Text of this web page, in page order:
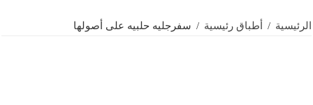
الرئيسية / أطباق رئيسية / سفرجليه حلبيه على أصولها